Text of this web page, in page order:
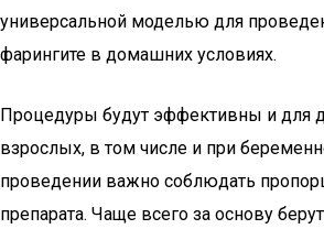
универсальной моделью для
фарингите в домашних условиях.
Процедуры будут эффективны и для
взрослых, в том числе и при
проведении важно соблюдать
препарата. Чаще всего за основу